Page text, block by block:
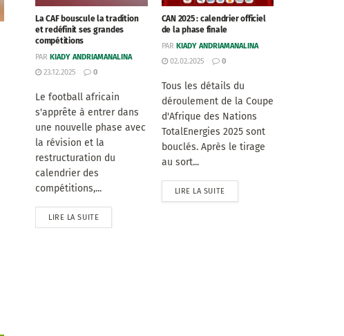
La CAF bouscule la tradition
et redéfinit ses grandes
compétitions
PAR KIADY ANDRIAMANALINA
23.12.2025
0
Le football africain
s'apprête à entrer dans
une nouvelle phase avec
la révision et la
restructuration du
calendrier des
compétitions,...
LIRE LA SUITE
CAN 2025 : calendrier officiel
de la phase finale
PAR KIADY ANDRIAMANALINA
02.02.2025
0
Tous les détails du
déroulement de la Coupe
d'Afrique des Nations
TotalEnergies 2025 sont
bouclés. Après le tirage
au sort...
LIRE LA SUITE